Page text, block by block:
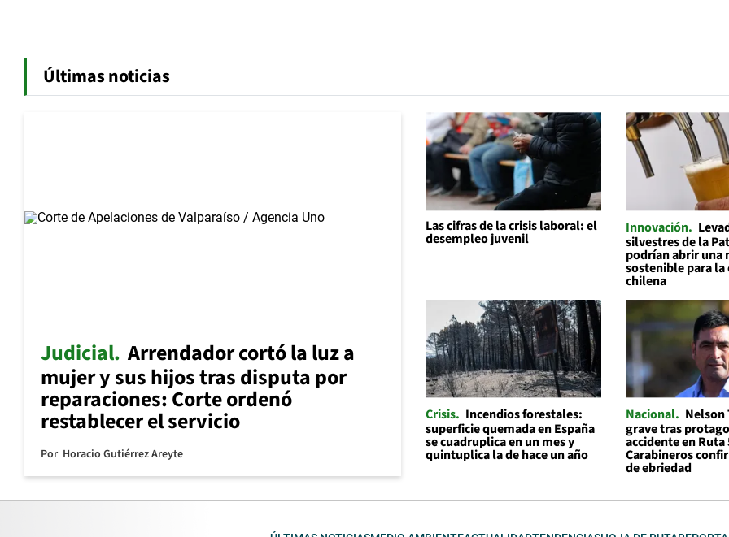
Últimas noticias
Judicial Arrendador cortó la luz a
mujer y sus hijos tras disputa por
reparaciones: Corte ordenó
restablecer el servicio
Por Horacio Gutiérrez Areyte
Las cifras de la crisis laboral: el
desempleo juvenil
Innovación
silvestres de la
podrían abrir una
sostenible para la
chilena
Crisis
Incendios forestales:
superficie quemada en España
se cuadruplica en un mes y
quintuplica la de hace un año
Nacional Nelson
grave tras
accidente en Ruta
Carabineros
de ebriedad